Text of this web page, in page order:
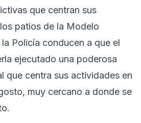
que centran sus
patios de la Modelo
Policía conducen a que el
ejecutado una poderosa
que centra sus actividades en
muy cercano a donde se